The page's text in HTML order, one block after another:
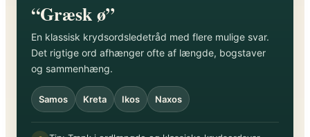
“Græsk ø”
En klassisk krydsordsledetråd med flere mulige svar.
Det rigtige ord afhænger ofte af længde, bogstaver
og sammenhæng.
Samos Kreta Ikos Naxos